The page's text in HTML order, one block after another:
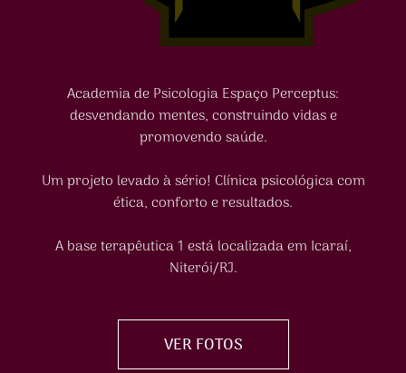
Academia de Psicologia Espaço Perceptus:
desvendando mentes, construindo vidas e
promovendo saúde.
Um projeto levado à sério! Clínica psicológica com
ética, conforto e resultados.
A base terapêutica 1 está localizada em Icaraí,
Niterói/RJ.
VER FOTOS